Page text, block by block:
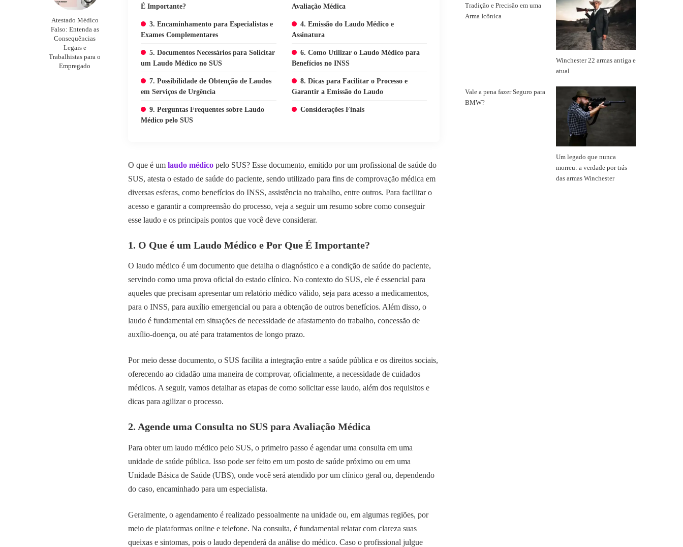
Atestado Médico
Falso: Entenda as
Consequências
Legais e
Trabalhistas para o
Empregado
É Importante?
Avaliação Médica
3. Encaminhamento para Especialistas e
Exames Complementares
4. Emissão do Laudo Médico e
Assinatura
5. Documentos Necessários para Solicitar
um Laudo Médico no SUS
6. Como Utilizar o Laudo Médico para
Benefícios no INSS
7. Possibilidade de Obtenção de Laudos
em Serviços de Urgência
8. Dicas para Facilitar o Processo e
Garantir a Emissão do Laudo
9. Perguntas Frequentes sobre Laudo
Médico pelo SUS
Considerações Finais
O que é um laudo médico pelo SUS? Esse documento, emitido por um profissional de saúde do
SUS, atesta o estado de saúde do paciente, sendo utilizado para fins de comprovação médica em
diversas esferas, como benefícios do INSS, assistência no trabalho, entre outros. Para facilitar o
acesso e garantir a compreensão do processo, veja a seguir um resumo sobre como conseguir
esse laudo e os principais pontos que você deve considerar.
1. O Que é um Laudo Médico e Por Que É Importante?
O laudo médico é um documento que detalha o diagnóstico e a condição de saúde do paciente,
servindo como uma prova oficial do estado clínico. No contexto do SUS, ele é essencial para
aqueles que precisam apresentar um relatório médico válido, seja para acesso a medicamentos,
para o INSS, para auxílio emergencial ou para a obtenção de outros benefícios. Além disso, o
laudo é fundamental em situações de necessidade de afastamento do trabalho, concessão de
auxílio-doença, ou até para tratamentos de longo prazo.
Por meio desse documento, o SUS facilita a integração entre a saúde pública e os direitos sociais,
oferecendo ao cidadão uma maneira de comprovar, oficialmente, a necessidade de cuidados
médicos. A seguir, vamos detalhar as etapas de como solicitar esse laudo, além dos requisitos e
dicas para agilizar o processo.
2. Agende uma Consulta no SUS para Avaliação Médica
Para obter um laudo médico pelo SUS, o primeiro passo é agendar uma consulta em uma
unidade de saúde pública. Isso pode ser feito em um posto de saúde próximo ou em uma
Unidade Básica de Saúde (UBS), onde você será atendido por um clínico geral ou, dependendo
do caso, encaminhado para um especialista.
Geralmente, o agendamento é realizado pessoalmente na unidade ou, em algumas regiões, por
meio de plataformas online e telefone. Na consulta, é fundamental relatar com clareza suas
queixas e sintomas, pois o laudo dependerá da análise do médico. Caso o profissional julgue
Tradição e Precisão em uma
Arma Icônica
Winchester 22 armas antiga e
atual
Vale a pena fazer Seguro para
BMW?
Um legado que nunca
morreu: a verdade por trás
das armas Winchester